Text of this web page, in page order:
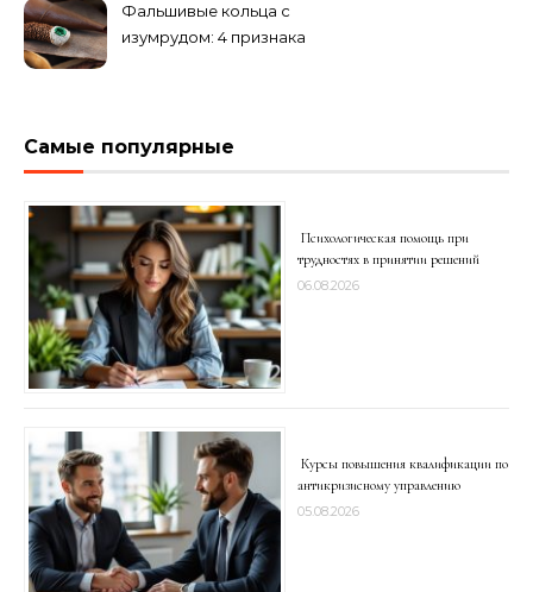
Фальшивые кольца с
изумрудом: 4 признака
Самые популярные
Психологическая помощь при
трудностях в принятии решений
06.08.2026
Курсы повышения квалификации по
антикризисному управлению
05.08.2026